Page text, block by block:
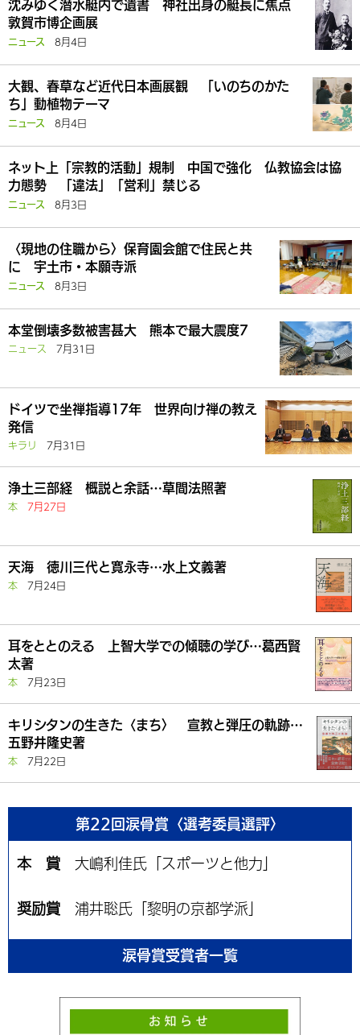
沈みゆく潜水艇内で遺書 神社出身の艇長に焦点
敦賀市博企画展
ニュース 8月4日
大観、春草など近代日本画展観 「いのちのかた
ち」動植物テーマ
ニュース 8月4日
ネット上「宗教的活動」規制 中国で強化 仏教協会は協
力態勢 「違法」「営利」禁じる
ニュース 8月3日
〈現地の住職から〉保育園会館で住民と共
に 宇土市・本願寺派
ニュース 8月3日
本堂倒壊多数被害甚大 熊本で最大震度7
ニュース 7月31日
ドイツで坐禅指導17年 世界向け禅の教え
発信
キラリ 7月31日
浄土三部経 概説と余話…草間法照著
本 7月27日
天海 徳川三代と寛永寺…水上文義著
本 7月24日
耳をととのえる 上智大学での傾聴の学び…葛西賢
太著
本 7月23日
キリシタンの生きた〈まち〉 宣教と弾圧の軌跡…
五野井隆史著
本 7月22日
第22回涙骨賞〈選考委員選評〉
本 賞 大嶋利佳氏「スポーツと他力」
奨励賞 浦井聡氏「黎明の京都学派」
涙骨賞受賞者一覧